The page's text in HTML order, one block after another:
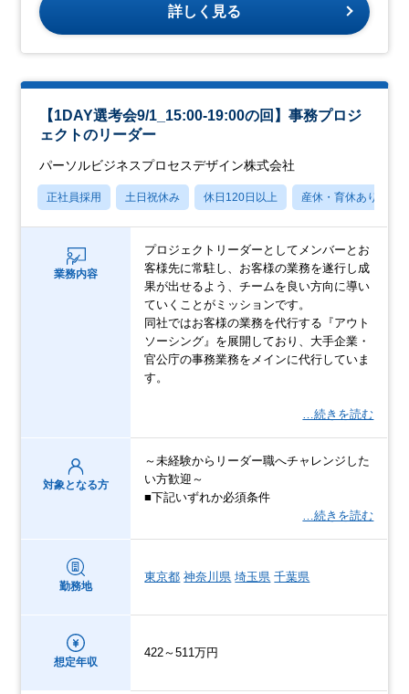
詳しく見る
【1DAY選考会9/1_15:00-19:00の回】事務プロジ
ェクトのリーダー
パーソルビジネスプロセスデザイン株式会社
正社員採用 土日祝休み 休日120日以上 産休・育休あり
業務内容
プロジェクトリーダーとしてメンバーとお
客様先に常駐し、お客様の業務を遂行し成
果が出せるよう、チームを良い方向に導い
ていくことがミッションです。
同社ではお客様の業務を代行する『アウト
ソーシング』を展開しており、大手企業・
官公庁の事務業務をメインに代行していま
す。
…続きを読む
対象となる方
～未経験からリーダー職へチャレンジした
い方歓迎～
■下記いずれか必須条件
…続きを読む
勤務地
東京都 神奈川県 埼玉県 千葉県
想定年収
422～511万円